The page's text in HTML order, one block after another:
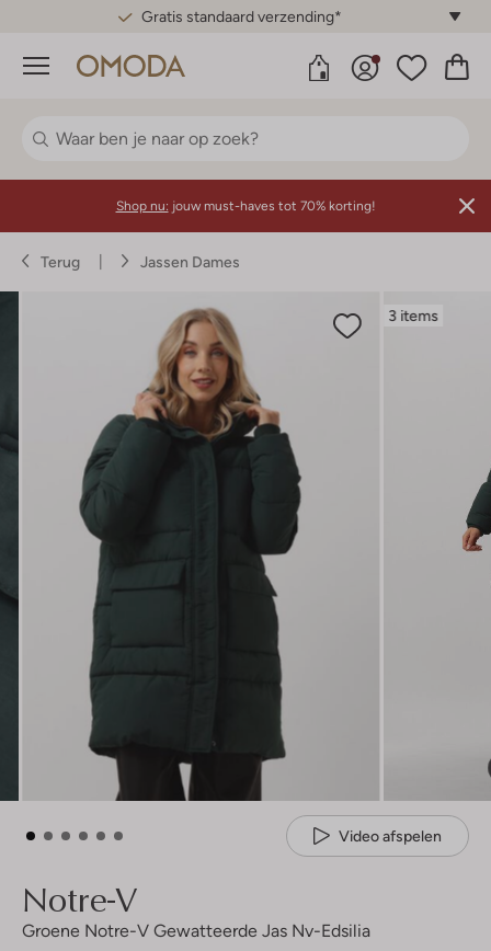
Gratis standaard verzending*
Menu
Shop nu: jouw must-haves tot 70% korting!
Terug Jassen Dames
3 items
Video afspelen
Notre-V
Groene Notre-V Gewatteerde Jas Nv-Edsilia